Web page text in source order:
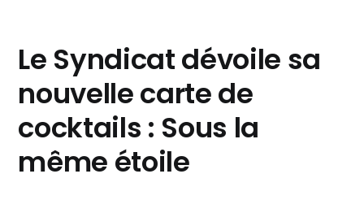
Le Syndicat dévoile sa
nouvelle carte de
cocktails : Sous la
même étoile